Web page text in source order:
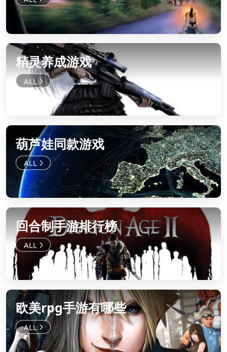
精灵养成游戏
葫芦娃同款游戏
回合制手游排行榜
欧美rpg手游有哪些